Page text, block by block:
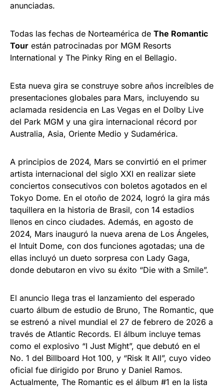
anunciadas.
Todas las fechas de Norteamérica de The Romantic
Tour están patrocinadas por MGM Resorts
International y The Pinky Ring en el Bellagio.
Esta nueva gira se construye sobre años increíbles de
presentaciones globales para Mars, incluyendo su
aclamada residencia en Las Vegas en el Dolby Live
del Park MGM y una gira internacional récord por
Australia, Asia, Oriente Medio y Sudamérica.
A principios de 2024, Mars se convirtió en el primer
artista internacional del siglo XXI en realizar siete
conciertos consecutivos con boletos agotados en el
Tokyo Dome. En el otoño de 2024, logró la gira más
taquillera en la historia de Brasil, con 14 estadios
llenos en cinco ciudades. Además, en agosto de
2024, Mars inauguró la nueva arena de Los Ángeles,
el Intuit Dome, con dos funciones agotadas; una de
ellas incluyó un dueto sorpresa con Lady Gaga,
donde debutaron en vivo su éxito “Die with a Smile”.
El anuncio llega tras el lanzamiento del esperado
cuarto álbum de estudio de Bruno, The Romantic, que
se estrenó a nivel mundial el 27 de febrero de 2026 a
través de Atlantic Records. El álbum incluye temas
como el explosivo “I Just Might”, que debutó en el
No. 1 del Billboard Hot 100, y “Risk It All”, cuyo video
oficial fue dirigido por Bruno y Daniel Ramos.
Actualmente, The Romantic es el álbum #1 en la lista